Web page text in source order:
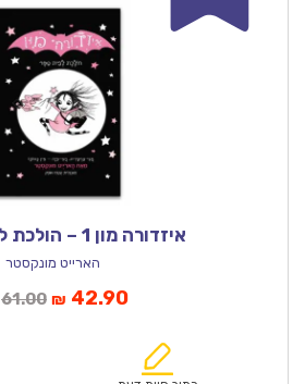
איזדורה מון 1 – הולכת לבית הספר
הארייט מונקסטר
61.00המחיר
₪ 42.90המחיר
הוא: